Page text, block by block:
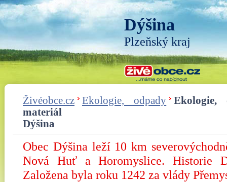
Dýšina
Plzeňský kraj
Živéobce.cz Ekologie, odpady
Ekologie,
materiál
Dýšina
Obec Dýšina leží 10 km
Nová Huť a Horomyslice. Historie
Založena byla roku 1242 za vlády